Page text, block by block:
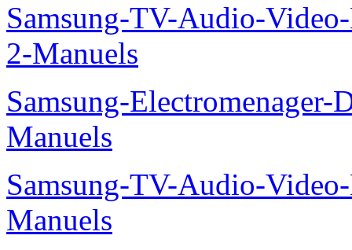
Samsung-TV-Audio-
2-Manuels
Samsung-Electromenager-
Manuels
Samsung-TV-Audio-
Manuels